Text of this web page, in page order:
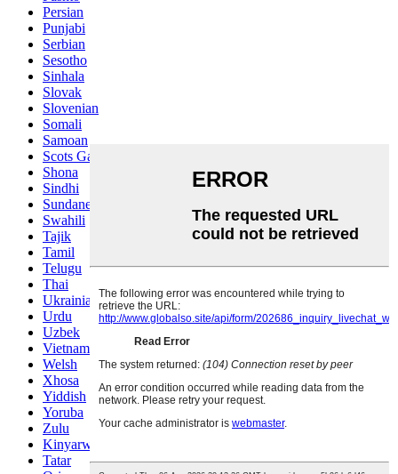
Persian
Punjabi
Serbian
Sesotho
Sinhala
Slovak
Slovenian
Somali
Samoan
Scots Gaelic
Shona
Sindhi
Sundanese
Swahili
Tajik
Tamil
Telugu
Thai
Ukrainian
Urdu
Uzbek
Vietnamese
Welsh
Xhosa
Yiddish
Yoruba
Zulu
Kinyarwanda
Tatar